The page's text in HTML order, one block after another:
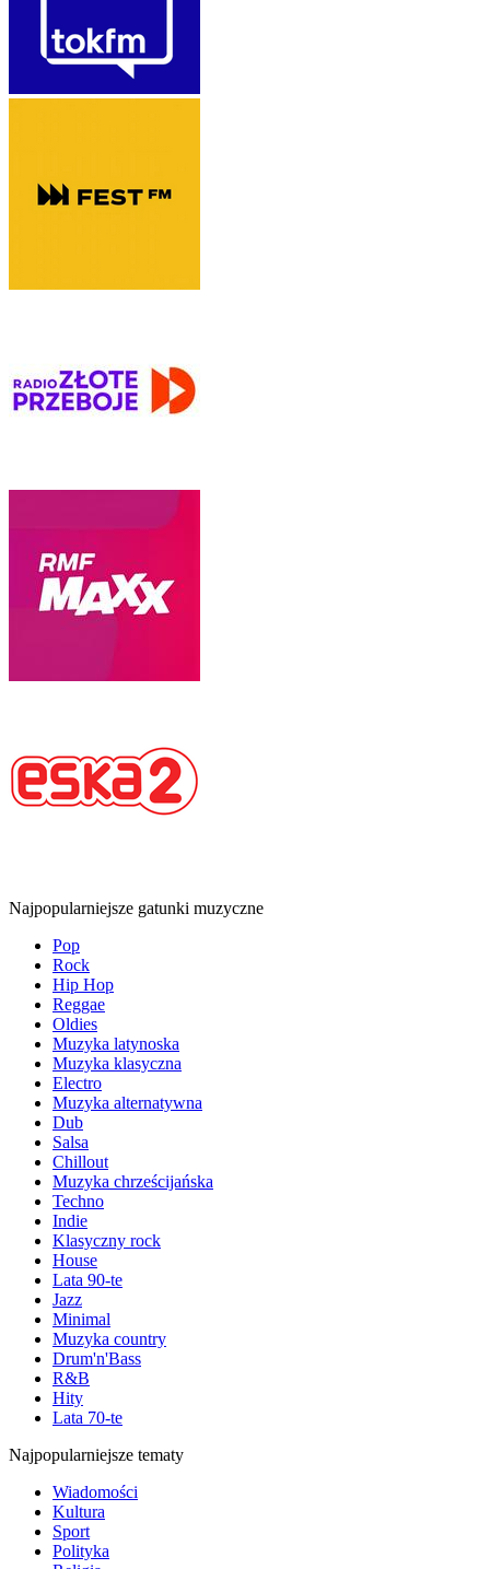
Najpopularniejsze gatunki muzyczne
Pop
Rock
Hip Hop
Reggae
Oldies
Muzyka latynoska
Muzyka klasyczna
Electro
Muzyka alternatywna
Dub
Salsa
Chillout
Muzyka chrześcijańska
Techno
Indie
Klasyczny rock
House
Lata 90-te
Jazz
Minimal
Muzyka country
Drum'n'Bass
R&B
Hity
Lata 70-te
Najpopularniejsze tematy
Wiadomości
Kultura
Sport
Polityka